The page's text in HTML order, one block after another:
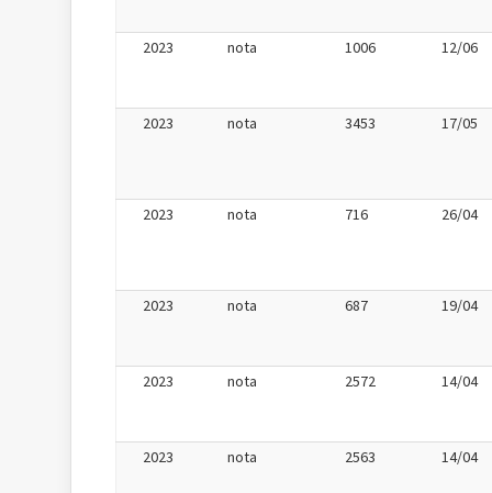
2023 nota 1006 12/06
2023 nota 3453 17/05
2023 nota 716 26/04
2023 nota 687 19/04
2023 nota 2572 14/04
2023 nota 2563 14/04